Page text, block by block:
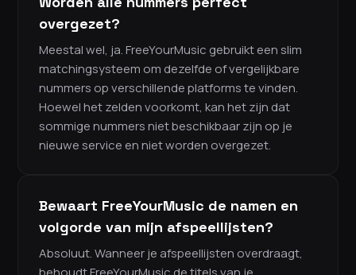
overgezet?
Meestal wel, ja. FreeYourMusic gebruikt een slim
matchingsysteem om dezelfde of vergelijkbare
nummers op verschillende platforms te vinden.
Hoewel het zelden voorkomt, kan het zijn dat
sommige nummers niet beschikbaar zijn op je
nieuwe service en niet worden overgezet.
Bewaart FreeYourMusic de namen en
volgorde van mijn afspeellijsten?
Absoluut. Wanneer je afspeellijsten overdraagt,